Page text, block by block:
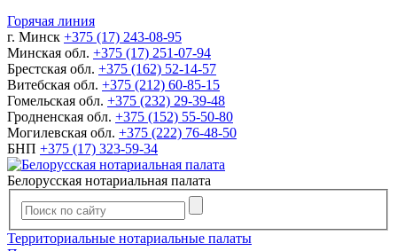
Горячая линия
г. Минск +375 (17) 243-08-95
Минская обл. +375 (17) 251-07-94
Брестская обл. +375 (162) 52-14-57
Витебская обл. +375 (212) 60-85-15
Гомельская обл. +375 (232) 29-39-48
Гродненская обл. +375 (152) 55-50-80
Могилевская обл. +375 (222) 76-48-50
БНП +375 (17) 323-59-34
Белорусская нотариальная палата
Территориальные нотариальные палаты